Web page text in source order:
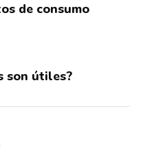
de consumo
son útiles?